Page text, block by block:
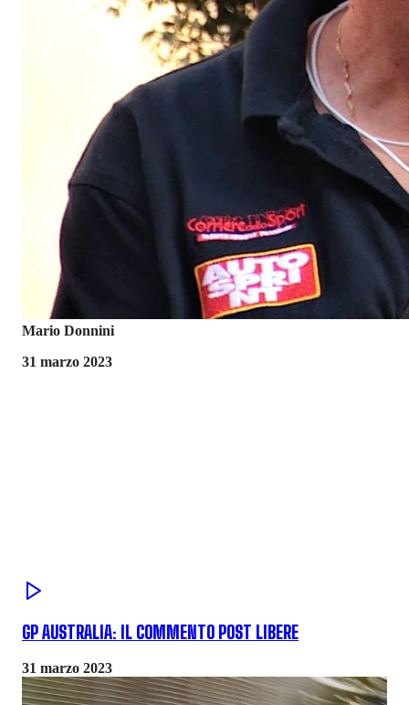
Mario Donnini
31 marzo 2023
GP AUSTRALIA: IL COMMENTO POST LIBERE
31 marzo 2023